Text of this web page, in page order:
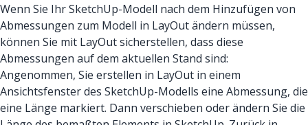
Wenn Sie Ihr SketchUp-Modell nach dem Hinzufügen von
Abmessungen zum Modell in LayOut ändern müssen,
können Sie mit LayOut sicherstellen, dass diese
Abmessungen auf dem aktuellen Stand sind:
Angenommen, Sie erstellen in LayOut in einem
Ansichtsfenster des SketchUp-Modells eine Abmessung, die
eine Länge markiert. Dann verschieben oder ändern Sie die